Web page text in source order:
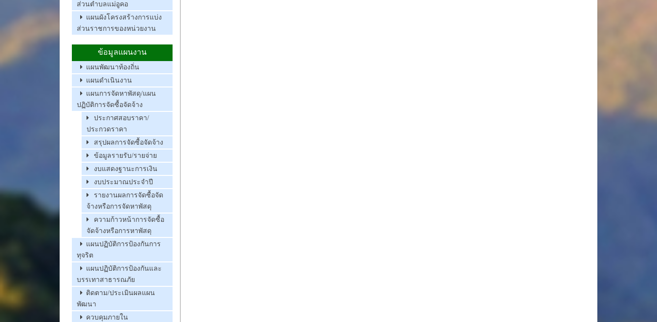
ส่วนตำบลแม่อูคอ
แผนผังโครงสร้างการแบ่ง
ส่วนราชการของหน่วยงาน
ข้อมูลแผนงาน
แผนพัฒนาท้องถิ่น
แผนดำเนินงาน
แผนการจัดหาพัสดุ/แผน
ปฏิบัติการจัดซื้อจัดจ้าง
ประกาศสอบราคา/
ประกวดราคา
สรุปผลการจัดซื้อจัดจ้าง
ข้อมูลรายรับ/รายจ่าย
งบแสดงฐานะการเงิน
งบประมาณประจำปี
รายงานผลการจัดซื้อจัด
จ้างหรือการจัดหาพัสดุ
ความก้าวหน้าการจัดซื้อ
จัดจ้างหรือการหาพัสดุ
แผนปฏิบัติการป้องกันการ
ทุจริต
แผนปฏิบัติการป้องกันและ
บรรเทาสาธารณภัย
ติดตาม/ประเมินผลแผน
พัฒนา
ควบคุมภายใน